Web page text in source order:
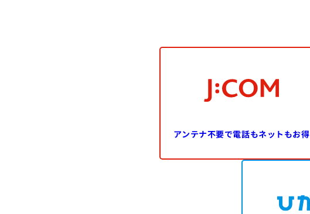
アンテナ不要で電話もネットもお得